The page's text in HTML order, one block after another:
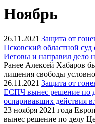
Ноябрь
26.11.2021 Защита от
Псковский областной
Иеговы и направил дело
Ранее Алексей Хабаров
лишения свободы
26.11.2021 Защита от
ЕСПЧ вынес решение по
оспаривавших действия
23 ноября 2021 года
вынес решение по делу